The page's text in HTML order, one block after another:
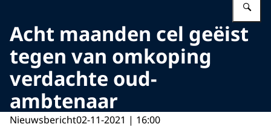
Acht maanden cel geëist
tegen van omkoping
verdachte oud-
ambtenaar
Nieuwsbericht02-11-2021 | 16:00